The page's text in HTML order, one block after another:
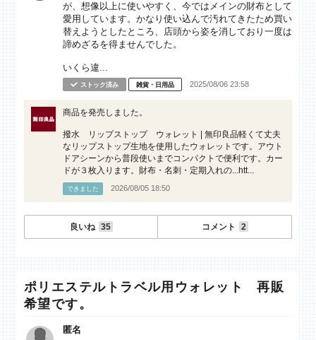
が、想像以上に使いやすく、今ではメインの財布として
愛用しています。かなり使い込んで汚れてきたため買い
替えようとしたところ、店頭から姿を消しており一度は
諦めざるを得ませんでした。
いくら違...
ストック済み 雑貨・日用品 2025/08/06 23:58
商品を発売しました。
撥水 リップストップ ウォレット | 無印良品軽くて丈夫
なリップストップ生地を使用したウォレットです。アウト
ドアシーンから普段使いまでコンパクトで便利です。カー
ドが３枚入ります。財布・名刺・定期入れの...htt...
できました 2026/08/05 18:50
良いね 35 コメント 2
ポリエステルトラベル用ウォレット 再販
希望です。
匿名